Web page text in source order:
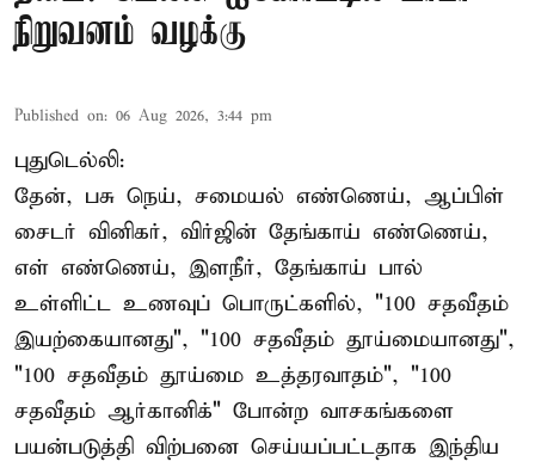
நிறுவனம் வழக்கு
Published on: 06 Aug 2026, 3:44 pm
புதுடெல்லி:
தேன், பசு நெய், சமையல் எண்ணெய், ஆப்பிள்
சைடர் வினிகர், விர்ஜின் தேங்காய் எண்ணெய்,
எள் எண்ணெய், இளநீர், தேங்காய் பால்
உள்ளிட்ட உணவுப் பொருட்களில், "100 சதவீதம்
இயற்கையானது", "100 சதவீதம் தூய்மையானது",
"100 சதவீதம் தூய்மை உத்தரவாதம்", "100
சதவீதம் ஆர்கானிக்" போன்ற வாசகங்களை
பயன்படுத்தி விற்பனை செய்யப்பட்டதாக இந்திய